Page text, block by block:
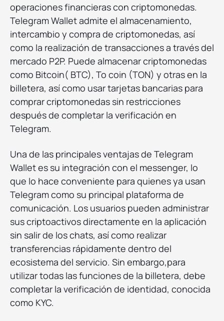
operaciones financieras con criptomonedas.
Telegram Wallet admite el almacenamiento,
intercambio y compra de criptomonedas, así
como la realización de transacciones a través del
mercado P2P. Puede almacenar criptomonedas
como Bitcoin( BTC), To coin (TON) y otras en la
billetera, así como usar tarjetas bancarias para
comprar criptomonedas sin restricciones
después de completar la verificación en
Telegram.
Una de las principales ventajas de Telegram
Wallet es su integración con el messenger, lo
que lo hace conveniente para quienes ya usan
Telegram como su principal plataforma de
comunicación. Los usuarios pueden administrar
sus criptoactivos directamente en la aplicación
sin salir de los chats, así como realizar
transferencias rápidamente dentro del
ecosistema del servicio. Sin embargo,para
utilizar todas las funciones de la billetera, debe
completar la verificación de identidad, conocida
como KYC.